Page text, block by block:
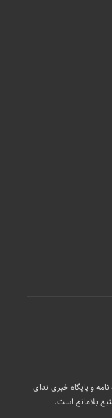
و پایگاه خبری ندای
بلامانع است.